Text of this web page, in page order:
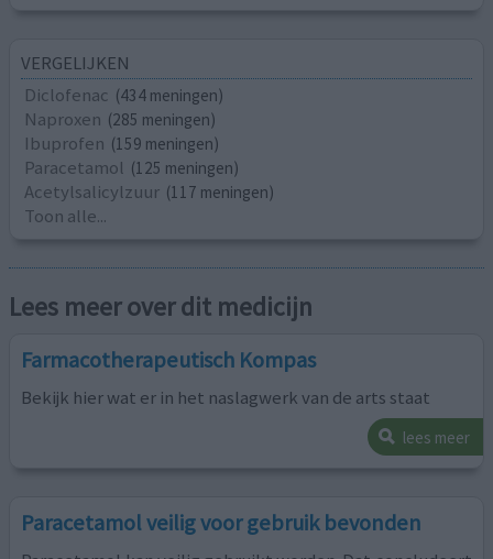
VERGELIJKEN
Diclofenac (434 meningen)
Naproxen (285 meningen)
Ibuprofen (159 meningen)
Paracetamol (125 meningen)
Acetylsalicylzuur (117 meningen)
Toon alle...
Lees meer over dit medicijn
Farmacotherapeutisch Kompas
Bekijk hier wat er in het naslagwerk van de arts staat
lees meer
Paracetamol veilig voor gebruik bevonden